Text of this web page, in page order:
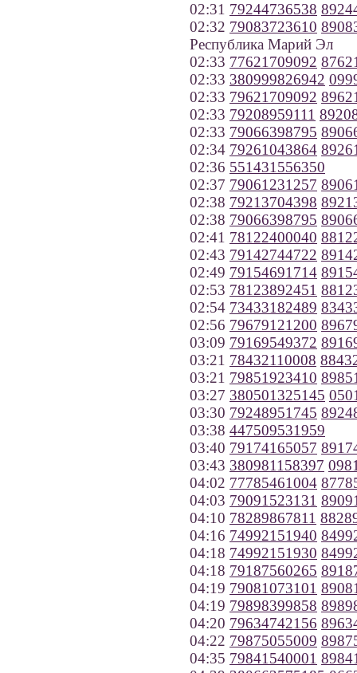
02:31 79244736538
02:32 79083723610
Республика Марий Эл
02:33 77621709092
02:33 380999826942
02:33 79621709092
02:33 79208959111
02:33 79066398795
02:34 79261043864
02:36 551431556350
02:37 79061231257
02:38 79213704398
02:38 79066398795
02:41 78122400040
02:43 79142744722
02:49 79154691714
02:53 78123892451
02:54 73433182489
02:56 79679121200
03:09 79169549372
03:21 78432110008
03:21 79851923410
03:27 380501325145
03:30 79248951745
03:38 447509531959
03:40 79174165057
03:43 380981158397
04:02 77785461004
04:03 79091523131
04:10 78289867811
04:16 74992151940
04:18 74992151930
04:18 79187560265
04:19 79081073101
04:19 79898399858
04:20 79634742156
04:22 79875055009
04:35 79841540001